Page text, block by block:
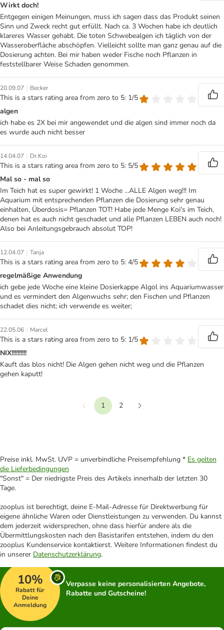
Wirkt doch!
Entgegen einigen Meinungen, muss ich sagen dass das Produkt seinen
Sinn und Zweck recht gut erfüllt. Nach ca. 3 Wochen habe ich deutlich
klareres Wasser gehabt. Die toten Schwebealgen ich täglich von der
Wasseroberfläche abschöpfen. Vielleicht sollte man ganz genau auf die
Dosierung achten. Bei mir haben weder Fische noch Pflanzen in
feststellbarer Weise Schaden genommen.
20.09.07 | Becker
This is a stars rating area from zero to 5: 1/5
algen
ich habe es 2X bei mir angewendet und die algen sind immer noch da
es wurde auch nicht besser
14.04.07 | Dr.Koi
This is a stars rating area from zero to 5: 5/5
Mal so - mal so
Im Teich hat es super gewirkt! 1 Woche ...ALLE Algen weg!!! Im
Aquarium mit entsprechenden Pflanzen die Dosierung sehr genau
einhalten, Überdosis= Pflanzen TOT! Habe jede Menge Koi's im Teich,
denen hat es auch nicht geschadet und alle Pflanzen LEBEN auch noch!
Also bei Anleitungsgebrauch absolut TOP!
12.04.07 | Tanja
This is a stars rating area from zero to 5: 4/5
regelmäßige Anwendung
ich gebe jede Woche eine kleine Dosierkappe Algol ins Aquariumwasser
und es vermindert den Algenwuchs sehr; den Fischen und Pflanzen
schadet dies nicht; ich verwende es weiter;
22.05.06 | Marcel
This is a stars rating area from zero to 5: 1/5
NIX!!!!!!!!!!
Kauft das blos nicht! Die Algen gehen nicht weg und die Pflanzen
gehen kaputt!
Vorherige
1
2
Preise inkl. MwSt. UVP = unverbindliche Preisempfehlung * Es gelten
die Lieferbedingungen
"Sonst" = Der niedrigste Preis des Artikels innerhalb der letzten 30
Tage.
zooplus ist berechtigt, deine E-Mail-Adresse für Direktwerbung für
eigene ähnliche Waren oder Dienstleistungen zu verwenden. Du kannst
dem jederzeit widersprechen, ohne dass hierfür andere als die
Übermittlungskosten nach den Basistarifen entstehen, indem du den
zooplus Kundenservice kontaktierst. Weitere Informationen findest du
in unserer Datenschutzerklärung.
10%
Rabatt für
Deine
Anmeldung
Verpasse keine personalisierten Angebote,
Rabatte und Gutscheine!